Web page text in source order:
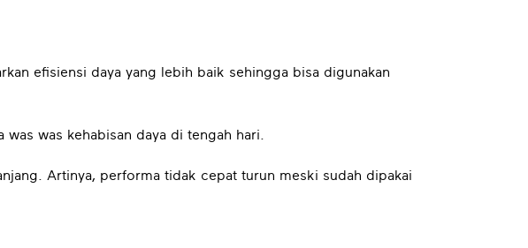
efisiensi daya yang lebih baik sehingga bisa digunakan
was kehabisan daya di tengah hari.
Artinya, performa tidak cepat turun meski sudah dipakai